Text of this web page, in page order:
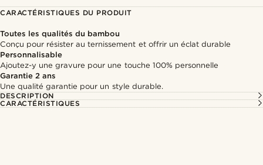
CARACTÉRISTIQUES DU PRODUIT
Toutes les qualités du bambou
Conçu pour résister au ternissement et offrir un éclat durable
Personnalisable
Ajoutez-y une gravure pour une touche 100% personnelle
Garantie 2 ans
Une qualité garantie pour un style durable.
DESCRIPTION
CARACTÉRISTIQUES